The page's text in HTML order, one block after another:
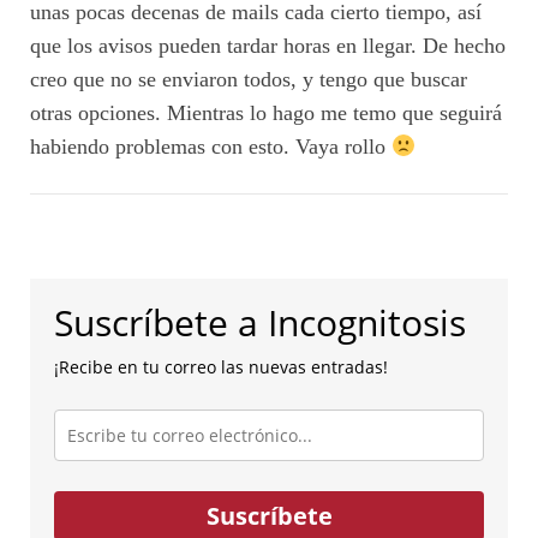
unas pocas decenas de mails cada cierto tiempo, así
que los avisos pueden tardar horas en llegar. De hecho
creo que no se enviaron todos, y tengo que buscar
otras opciones. Mientras lo hago me temo que seguirá
habiendo problemas con esto. Vaya rollo
Suscríbete a Incognitosis
¡Recibe en tu correo las nuevas entradas!
Escribe
tu
correo
electrónico...
Suscríbete